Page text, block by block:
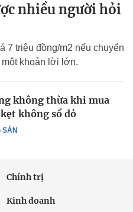
nhiều người hỏi
7 triệu đồng/m2 nếu chuyển
khoản lời lớn.
SẢN
không thừa khi mua
không sổ đỏ
Chính trị
Kinh doanh